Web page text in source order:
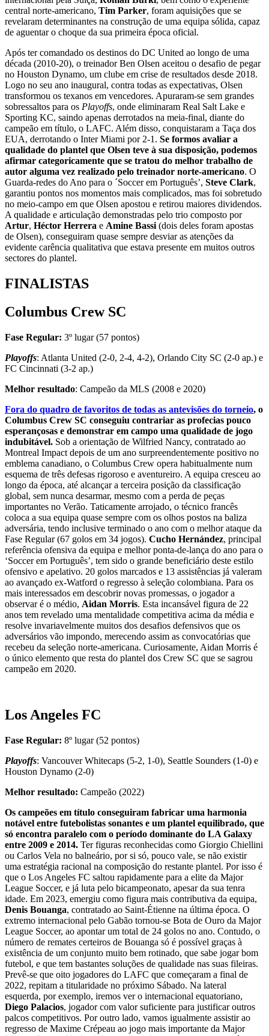
central norte-americano, Tim Parker, foram aquisições que se
revelaram determinantes na construção de uma equipa sólida, capaz
de aguentar o choque da sua primeira época oficial.
Após ter comandado os destinos do DC United ao longo de uma
década (2010-20), o treinador Ben Olsen aceitou o desafio de pegar
no Houston Dynamo, um clube em crise de resultados desde 2018.
Logo no seu ano inaugural, contra todas as expectativas, Olsen
transformou os texanos em vencedores. Apuraram-se sem grandes
sobressaltos para os Playoffs, onde eliminaram Real Salt Lake e
Sporting KC, saindo apenas derrotados na meia-final, diante do
campeão em título, o LAFC. Além disso, conquistaram a Taça dos
EUA, derrotando o Inter Miami por 2-1. Se formos avaliar a
qualidade do plantel que Olsen teve à sua disposição, podemos
afirmar categoricamente que se tratou do melhor trabalho de
autor alguma vez realizado pelo treinador norte-americano. O
Guarda-redes do Ano para o ´Soccer em Português’, Steve Clark,
garantiu pontos nos momentos mais complicados, mas foi sobretudo
no meio-campo em que Olsen apostou e retirou maiores dividendos.
A qualidade e articulação demonstradas pelo trio composto por
Artur, Héctor Herrera e Amine Bassi(dois deles foram apostas
de Olsen), conseguiram quase sempre desviar as atenções da
evidente carência qualitativa que estava presente em muitos outros
sectores do plantel.
FINALISTAS
Columbus Crew SC
Fase Regular: 3º lugar (57 pontos)
Playoffs: Atlanta United (2-0, 2-4, 4-2), Orlando City SC (2-0 ap.) e
FC Cincinnati (3-2 ap.)
Melhor resultado: Campeão da MLS (2008 e 2020)
Fora do quadro de favoritos de todas as antevisões do torneio, o
Columbus Crew SC conseguiu contrariar as profecias pouco
esperançosas e demonstrar em campo uma qualidade de jogo
indubitável. Sob a orientação de Wilfried Nancy, contratado ao
Montreal Impact depois de um ano surpreendentemente positivo no
emblema canadiano, o Columbus Crew opera habitualmente num
esquema de três defesas rigoroso e aventureiro. A equipa cresceu ao
longo da época, até alcançar a terceira posição da classificação
global, sem nunca desarmar, mesmo com a perda de peças
importantes no Verão. Taticamente arrojado, o técnico francês
coloca a sua equipa quase sempre com os olhos postos na baliza
adversária, tendo inclusive terminado o ano com o melhor ataque da
Fase Regular (67 golos em 34 jogos). Cucho Hernández, principal
referência ofensiva da equipa e melhor ponta-de-lança do ano para o
‘Soccer em Português’, tem sido o grande beneficiário deste estilo
ofensivo e apelativo. 20 golos marcados e 13 assistências já valeram
ao avançado ex-Watford o regresso à seleção colombiana. Para os
mais interessados em descobrir novas promessas, o jogador a
observar é o médio, Aidan Morris. Esta incansável figura de 22
anos tem revelado uma mentalidade competitiva acima da média e
resolve invariavelmente muitos dos desafios defensivos que os
adversários vão impondo, merecendo assim as convocatórias que
recebeu da seleção norte-americana. Curiosamente, Aidan Morris é
o único elemento que resta do plantel dos Crew SC que se sagrou
campeão em 2020.
Los Angeles FC
Fase Regular: 8º lugar (52 pontos)
Playoffs: Vancouver Whitecaps (5-2, 1-0), Seattle Sounders (1-0) e
Houston Dynamo (2-0)
Melhor resultado: Campeão (2022)
Os campeões em título conseguiram fabricar uma harmonia
notável entre futebolistas sonantes e um plantel equilibrado, que
só encontra paralelo com o período dominante do LA Galaxy
entre 2009 e 2014. Ter figuras reconhecidas como Giorgio Chiellini
ou Carlos Vela no balneário, por si só, pouco vale, se não existir
uma estratégia racional na composição do restante plantel. Por isso é
que o Los Angeles FC saltou rapidamente para a elite da Major
League Soccer, e já luta pelo bicampeonato, apesar da sua tenra
idade. Em 2023, emergiu como figura mais contributiva da equipa,
Denis Bouanga, contratado ao Saint-Étienne na última época. O
extremo internacional pelo Gabão tornou-se Bota de Ouro da Major
League Soccer, ao apontar um total de 24 golos no ano. Contudo, o
número de remates certeiros de Bouanga só é possível graças à
existência de um conjunto muito bem rotinado, que sabe jogar bom
futebol, e que tem bastantes soluções de qualidade nas suas fileiras.
Prevê-se que oito jogadores do LAFC que começaram a final de
2022, repitam a titularidade no próximo Sábado. Na lateral
esquerda, por exemplo, iremos ver o internacional equatoriano,
Diego Palacios, jogador com valor suficiente para justificar outros
palcos competitivos. Por outro lado, vamos igualmente assistir ao
regresso de Maxime Crépeau ao jogo mais importante da Major